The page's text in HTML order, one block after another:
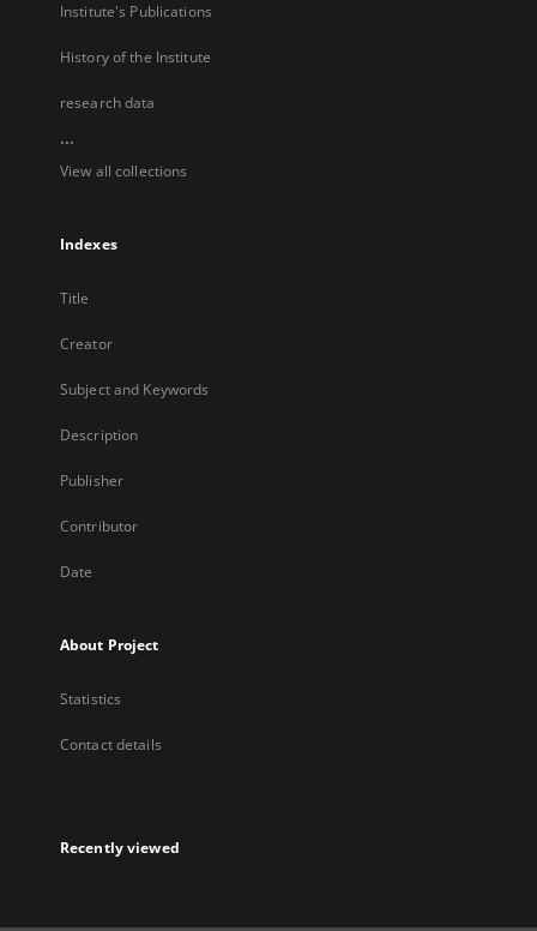
Institute's Publications
History of the Institute
research data
...
View all collections
Indexes
Title
Creator
Subject and Keywords
Description
Publisher
Contributor
Date
About Project
Statistics
Contact details
Recently viewed